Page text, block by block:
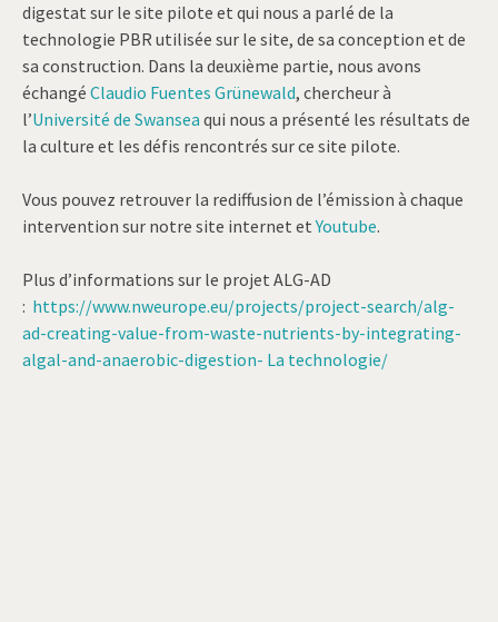
digestat sur le site pilote et qui nous a parlé de la
technologie PBR utilisée sur le site, de sa conception et de
sa construction. Dans la deuxième partie, nous avons
échangé Claudio Fuentes Grünewald, chercheur à
l’Université de Swansea qui nous a présenté les résultats de
la culture et les défis rencontrés sur ce site pilote.
Vous pouvez retrouver la rediffusion de l’émission à chaque
intervention sur notre site internet etYoutube.
Plus d’informations sur le projet ALG-AD
: https://www.nweurope.eu/projects/project-search/alg-
ad-creating-value-from-waste-nutrients-by-integrating-
algal-and-anaerobic-digestion- La technologie/